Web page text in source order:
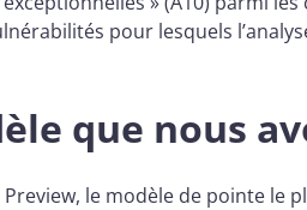
pour lesquels
que nous
le modèle de pointe le